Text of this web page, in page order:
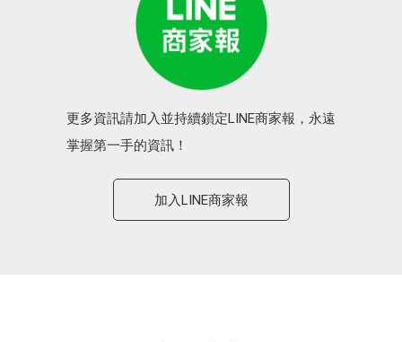
更多資訊請加入並持續鎖定LINE商家報，永遠
掌握第一手的資訊！
加入LINE商家報